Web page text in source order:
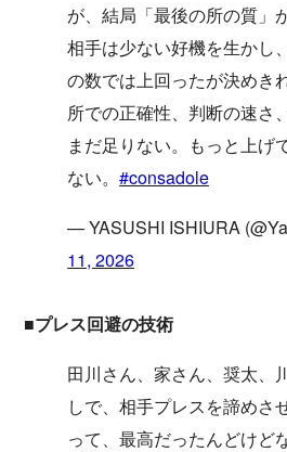
が、結局「最後の所の質」
相手は少ない好機を生かし
の数では上回ったが決めき
所での正確性、判断の速さ
まだ足りない。もっと上げ
ない。#consadole
— YASUSHI ISHIURA
11, 2026
■プレス回避の技術
田川さん、家さん、奨太、
しで、相手プレスを諦めさ
って、最高だったんどけどな